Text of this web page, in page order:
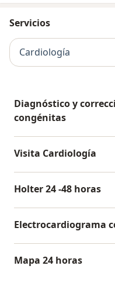
Servicios
Cardiología
Diagnóstico y
congénitas
Visita Cardiología
Holter 24 -48 horas
Electrocardiograma
Mapa 24 horas